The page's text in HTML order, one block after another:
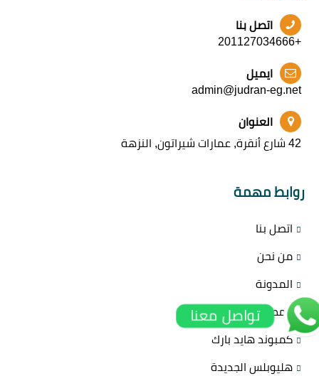
اتصل بنا
+201127034666
ايميل
admin@judran-eg.net
العنوان
42 شارع أنقرة, عمارات شيراتون, النزهة
روابط مهمة
اتصل بنا
من نحن
المدونة
المطورين
كمبوند هايد بارك
هليوبلس الجديدة
تواصل معنا